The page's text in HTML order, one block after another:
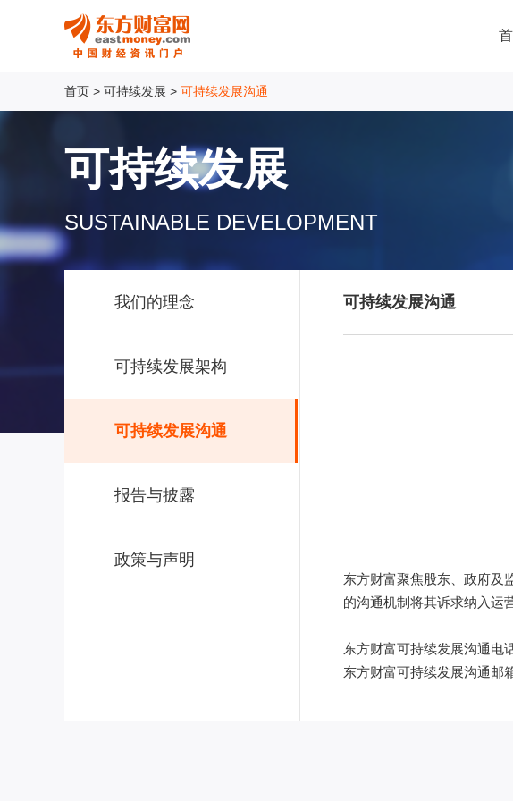
首页 > 可持续发展 > 可持续发展沟通
可持续发展
SUSTAINABLE DEVELOPMENT
我们的理念
可持续发展架构
可持续发展沟通
报告与披露
政策与声明
可持续发展沟通
东方财富聚焦股东、政府及
的沟通机制将其诉求纳入运
东方财富可持续发展沟通电
东方财富可持续发展沟通邮